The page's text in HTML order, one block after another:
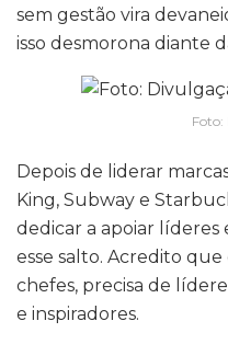
sem gestão vira
isso desmorona diante
Depois de liderar
King, Subway e
dedicar a apoiar
esse salto. Acredito que
chefes, precisa de
e inspiradores.